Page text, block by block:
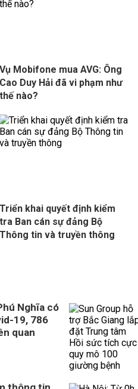
Vụ Mobifone mua AVG: Ông
Cao Duy Hải đã vi phạm như
thế nào?
Triển khai quyết định kiểm
tra Ban cán sự đảng Bộ
Thông tin và truyền thông
Nghĩa có
19, 786
quan